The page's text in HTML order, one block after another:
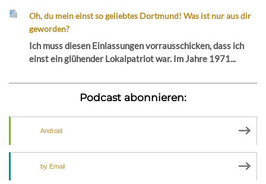
Oh, du mein einst so geliebtes Dortmund! Was ist nur aus dir
geworden?
Ich muss diesen Einlassungen vorrausschicken, dass ich
einst ein glühender Lokalpatriot war. Im Jahre 1971...
Podcast abonnieren:
Android
by Email